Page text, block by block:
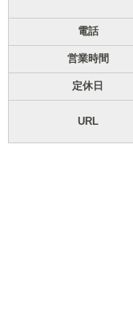
電話
営業時間
定休日
URL